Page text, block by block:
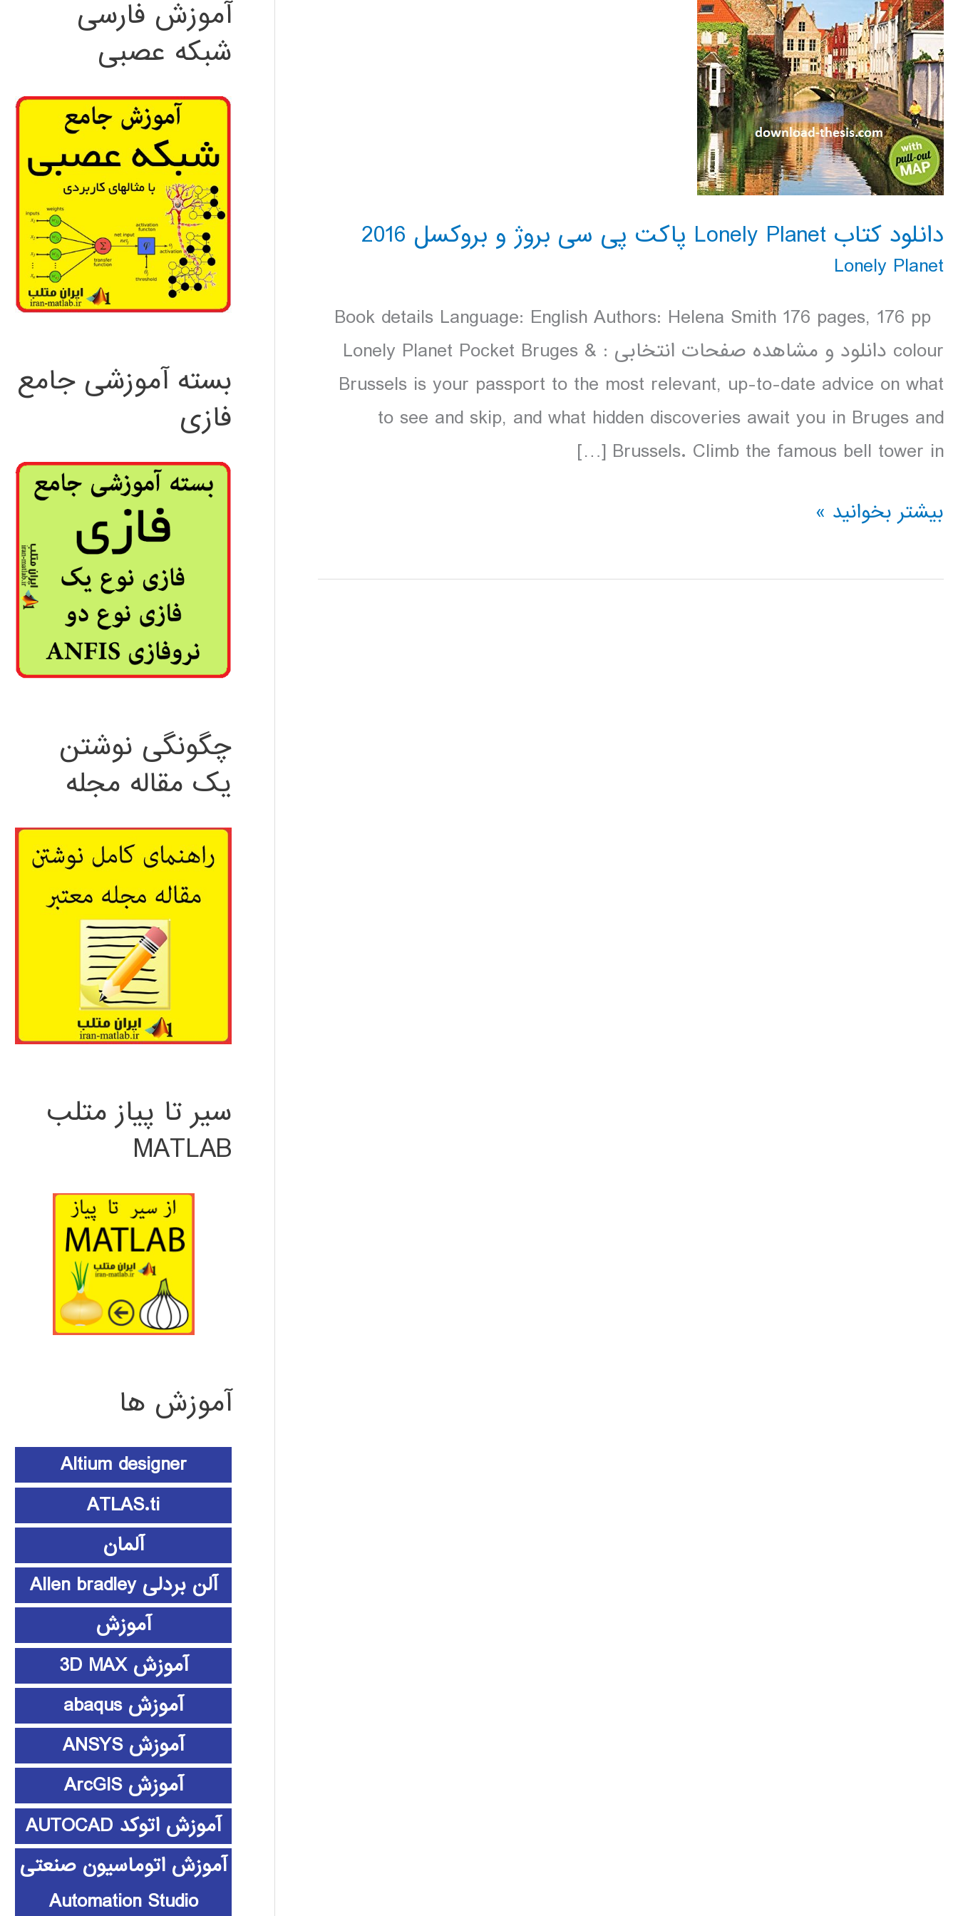
دانلود کتاب Lonely Planet پاکت پی سی بروژ و بروکسل 2016
Lonely Planet
Book details Language: English Authors: Helena Smith 176 pages, 176 pp
colour دانلود و مشاهده صفحات انتخابی : Lonely Planet Pocket Bruges &
Brussels is your passport to the most relevant, up-to-date advice on what
to see and skip, and what hidden discoveries await you in Bruges and
Brussels. Climb the famous bell tower in […]
دانلود
Lonely
بیشتر بخوانید »
آموزش فارسی
شبکه عصبی
بسته آموزشی جامع
فازی
چگونگی نوشتن
یک مقاله مجله
سیر تا پیاز متلب
MATLAB
آموزش ها
Altium designer
ATLAS.ti
آلمان
آلن بردلی Allen bradley
آموزش
آموزش 3D MAX
آموزش abaqus
آموزش ANSYS
آموزش ArcGIS
آموزش اتوکد AUTOCAD
آموزش اتوماسیون صنعتی
Automation Studio